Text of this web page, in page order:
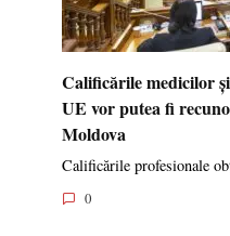
Calificările medicilor
UE vor putea fi
Moldova
Calificările profesionale
0